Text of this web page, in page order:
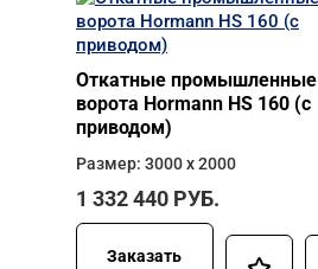
Откатные промышленные
ворота Hormann HS 160 (с
приводом)
Размер: 3000 х 2000
1 332 440 РУБ.
Заказать